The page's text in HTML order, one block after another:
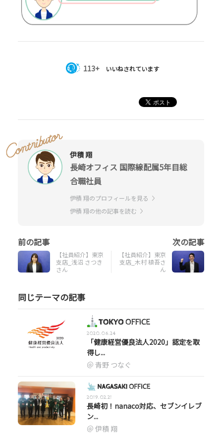
113+ いいねされています
伊積 翔
長崎オフィス 国際線配属5年目総
合職社員
伊積 翔のプロフィールを見る
伊積 翔の他の記事を読む
【社員紹介】東京
支店_浅沼 さつき
さん
【社員紹介】東京
支店_木村 槙吾さ
ん
同じテーマの記事
2020.06.24
「健康経営優良法人2020」認定を取
得し...
青野 つなぐ
2019.02.21
長崎初！nanaco対応、セブンイレブ
ン...
伊積 翔